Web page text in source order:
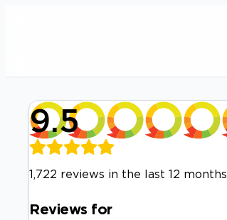
9.5
1,722 reviews in the last 12 months
Reviews for